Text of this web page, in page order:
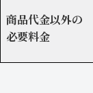
商品代金以外の
必要料金